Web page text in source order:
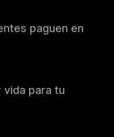
paguen en
vida para tu